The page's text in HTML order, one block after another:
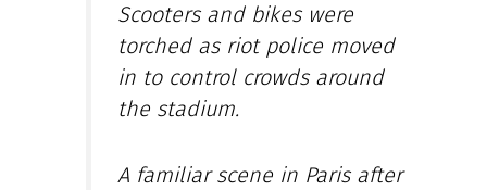
Scooters and bikes were
torched as riot police moved
in to control crowds around
the stadium.
A familiar scene in Paris after